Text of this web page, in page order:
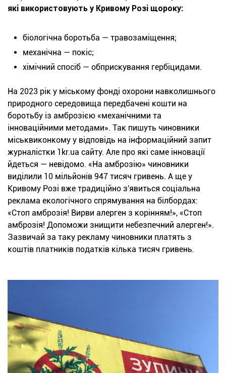
які використовують у Кривому Розі щороку:
біологічна боротьба — травозаміщення;
механічна — покіс;
хімічний спосіб — обприскування гербіцидами.
На 2023 рік у міському фонді охорони навколишнього
природного середовища передбачені кошти на
боротьбу із амброзією «механічними та
інноваційними методами». Так пишуть чиновники
міськвиконкому у відповідь на інформаційний запит
журналістки 1kr.ua сайту. Але про які саме інновації
йдеться — невідомо. «На амброзію» чиновники
виділили 10 мільйонів 947 тисяч гривень. А ще у
Кривому Розі вже традиційно з'явиться соціальна
реклама екологічного спрямування на білбордах:
«Стоп амброзія! Вирви алерген з корінням!», «Стоп
амброзія! Допоможи знищити небезпечний алерген!».
Зазвичай за таку рекламу чиновники платять з
коштів платників податків кілька тисяч гривень.